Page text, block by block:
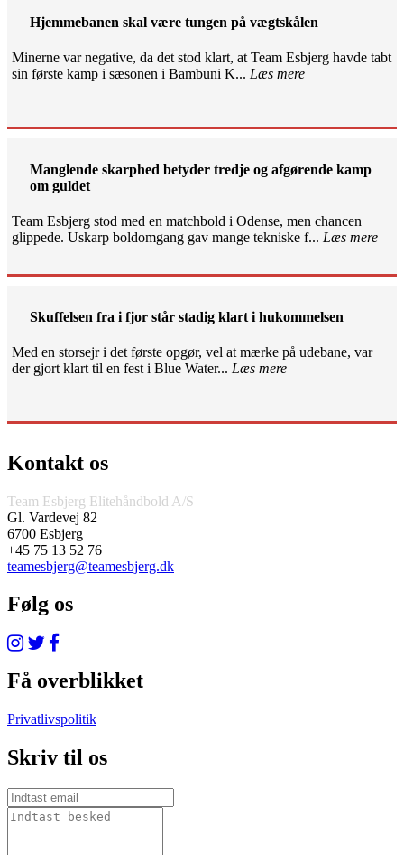
Hjemmebanen skal være tungen på vægtskålen
Minerne var negative, da det stod klart, at Team Esbjerg havde tabt
sin første kamp i sæsonen i Bambuni K... Læs mere
Manglende skarphed betyder tredje og afgørende kamp
om guldet
Team Esbjerg stod med en matchbold i Odense, men chancen
glippede. Uskarp boldomgang gav mange tekniske f... Læs mere
Skuffelsen fra i fjor står stadig klart i hukommelsen
Med en storsejr i det første opgør, vel at mærke på udebane, var
der gjort klart til en fest i Blue Water... Læs mere
Kontakt os
Team Esbjerg Elitehåndbold A/S
Gl. Vardevej 82
6700 Esbjerg
+45 75 13 52 76
teamesbjerg@teamesbjerg.dk
Følg os
Få overblikket
Privatlivspolitik
Skriv til os